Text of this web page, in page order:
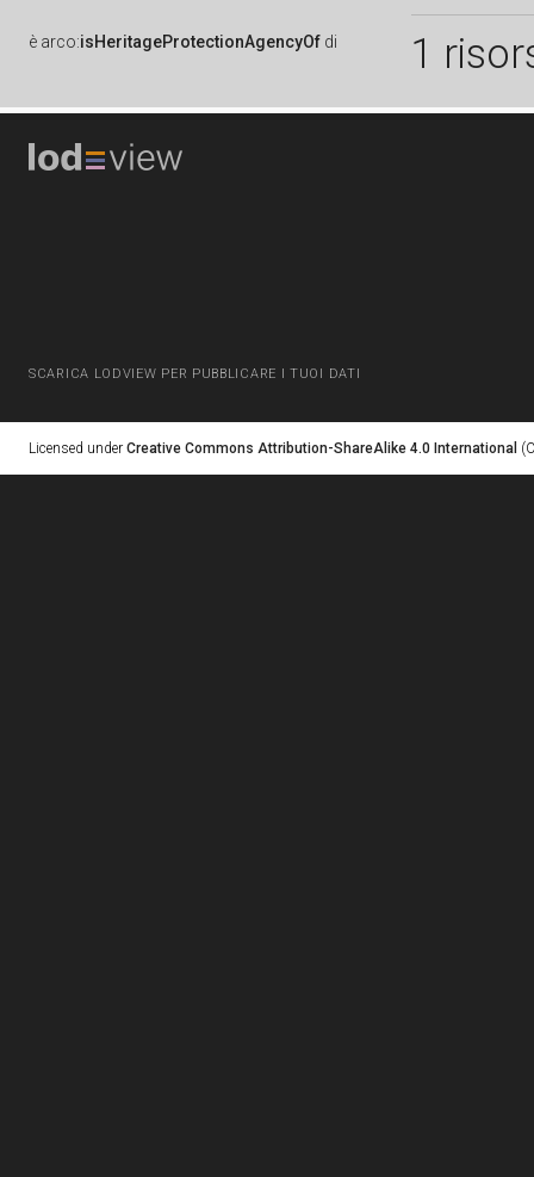
è arco:isHeritageProtectionAgencyOf di 1
SCARICA LODVIEW PER PUBBLICARE I TUOI DATI
Licensed under Creative Commons Attribution-ShareAlike 4.0 International